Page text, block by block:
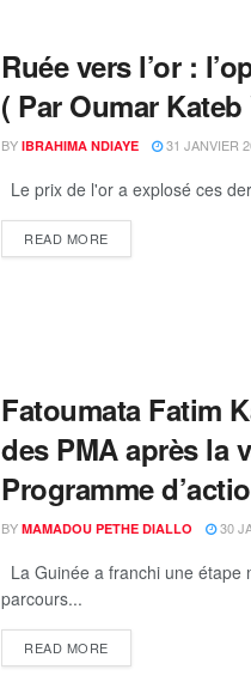
Ruée vers l’or :
( Par Oumar Kateb
BY IBRAHIMA NDIAYE 31 JANVIER
Le prix de l'or a explosé ces
READ MORE
Fatoumata Fatim
des PMA après la
Programme
BY MAMADOU PETHE DIALLO 30
La Guinée a franchi une étape
parcours...
READ MORE